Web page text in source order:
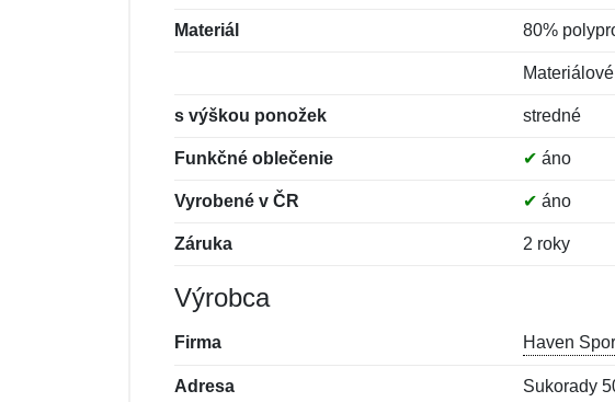
Materiál 80%
s výškou ponožek stredné
Funkčné oblečenie ✔ áno
Vyrobené v ČR ✔ áno
Záruka 2 roky
Výrobca
Firma Haven
Adresa Sukorady